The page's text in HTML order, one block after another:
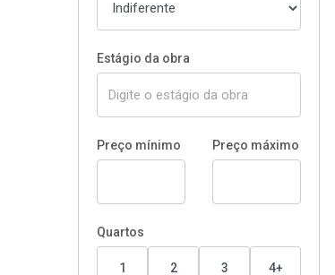
Estágio da obra
Preço mínimo Preço máximo
Quartos
1 2 3 4+